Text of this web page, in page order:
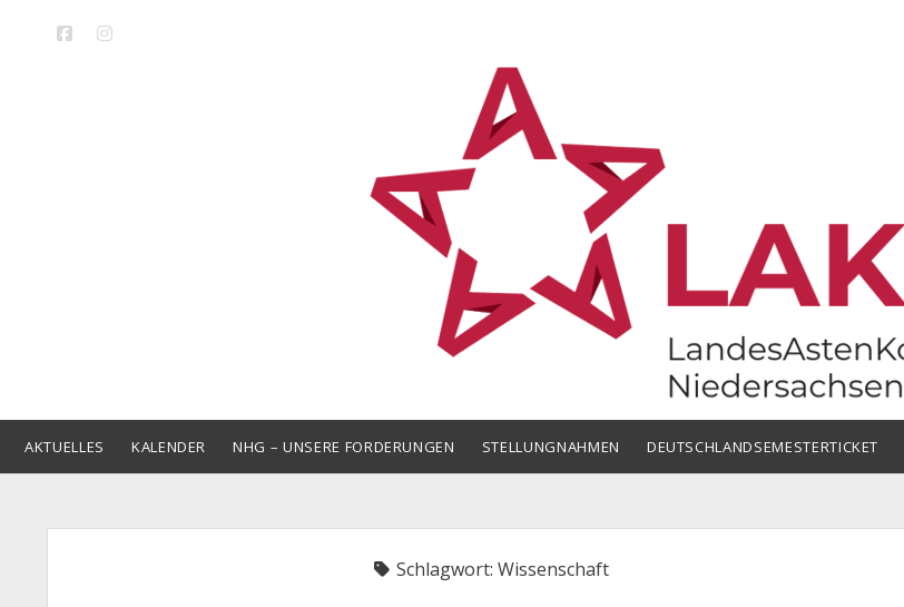
facebookinstagram
Niedersachsen
AKTUELLES KALENDER NHG – UNSERE FORDERUNGEN STELLUNGNAHMEN DEUTSCHLANDSEMESTERTICKET
Schlagwort: Wissenschaft